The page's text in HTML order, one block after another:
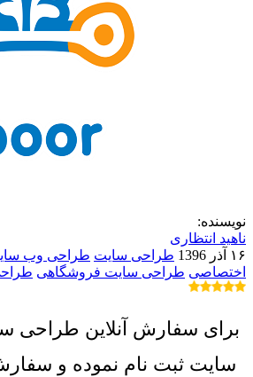
نویسنده:
ناهید انتظاری
۱۶ آذر 1396
طراحی سایت طراحی وب
اختصاصی طراحی سایت فروشگاهی
برای سفارش آنلاین طراحی
سایت ثبت نام نموده و